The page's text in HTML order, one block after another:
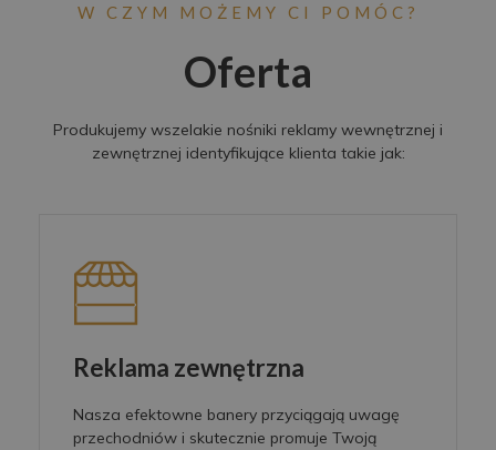
W CZYM MOŻEMY CI POMÓC?
Oferta
Produkujemy wszelakie nośniki reklamy wewnętrznej i
zewnętrznej identyfikujące klienta takie jak:
Reklama zewnętrzna
Nasza efektowne banery przyciągają uwagę
przechodniów i skutecznie promuje Twoją